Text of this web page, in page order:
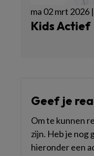
ma 02 mrt 2026
Kids Actief
Geef je
Om te kunnen
zijn. Heb je nog
hieronder een